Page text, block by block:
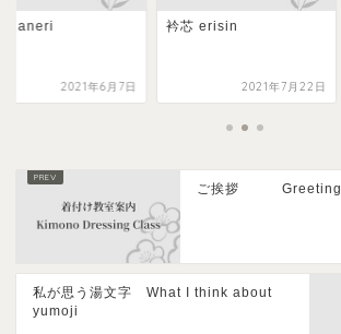
haneri
2021年6月7日
衿芯 erisin
2021年7月22日
ご挨拶 Greeting
私が思う湯文字 What I think about
yumoji